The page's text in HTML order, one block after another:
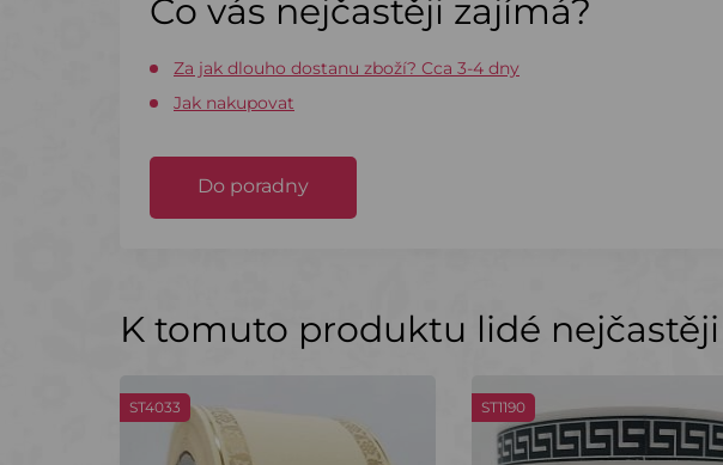
Co vás nejčastěji zajímá?
Za jak dlouho dostanu zboží? Cca 3-4 dny
Jak nakupovat
Do poradny
K tomuto produktu lidé
ST4033 ST1190